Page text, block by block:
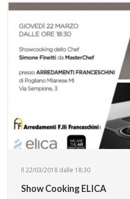
Il 22/03/2018 dalle 18:30
Show Cooking ELICA